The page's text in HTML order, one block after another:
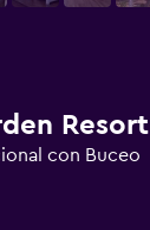
Resort
con Buceo